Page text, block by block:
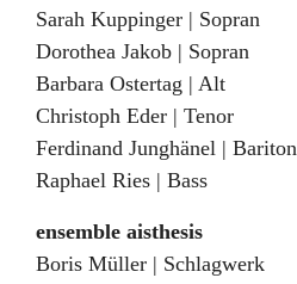
Sarah Kuppinger | Sopran
Dorothea Jakob | Sopran
Barbara Ostertag | Alt
Christoph Eder | Tenor
Ferdinand Junghänel | Bariton
Raphael Ries | Bass
ensemble aisthesis
Boris Müller | Schlagwerk